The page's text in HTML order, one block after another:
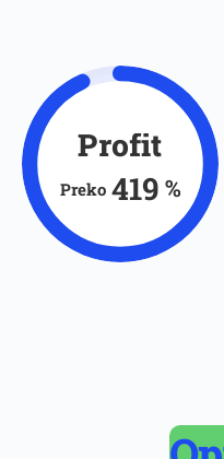
Profit
Preko 420 %